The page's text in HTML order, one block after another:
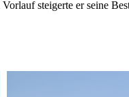
steigerte er seine